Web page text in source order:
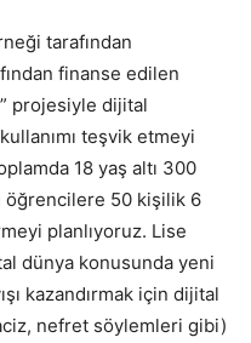
tarafından
finanse edilen
projesiyle dijital
teşvik etmeyi
18 yaş altı 300
öğrencilere 50 kişilik 6
planlıyoruz. Lise
dünya konusunda yeni
kazandırmak için dijital
nefret söylemleri gibi)